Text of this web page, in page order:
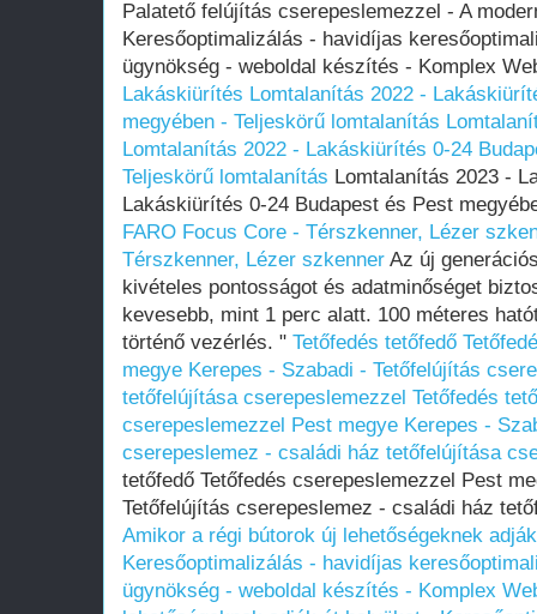
Palatető felújítás cserepeslemezzel - A
Keresőoptimalizálás - havidíjas
ügynökség - weboldal készítés - Komplex
Lakáskiürítés Lomtalanítás‎ 2022 -
megyében‎ - Teljeskörű lomtalanítás
Lomtalanítás‎ 2022 - Lakáskiürítés 0-24
Teljeskörű lomtalanítás Lomtalanítás 2023 -
Lakáskiürítés 0-24 Budapest és Pest
FARO Focus Core - Térszkenner, Lézer
Térszkenner, Lézer szkenner Az új
kivételes pontosságot és adatminőséget
kevesebb, mint 1 perc alatt. 100 méteres
történő vezérlés. " Tetőfedés tetőfedő
megye Kerepes - Szabadi - Tetőfelújítás
tetőfelújítása cserepeslemezzel Tetőfedés
cserepeslemezzel Pest megye Kerepes -
cserepeslemez - családi ház tetőfelújítása
tetőfedő Tetőfedés cserepeslemezzel Pest
Tetőfelújítás cserepeslemez - családi ház
Amikor a régi bútorok új lehetőségeknek
Keresőoptimalizálás - havidíjas
ügynökség - weboldal készítés - Komplex